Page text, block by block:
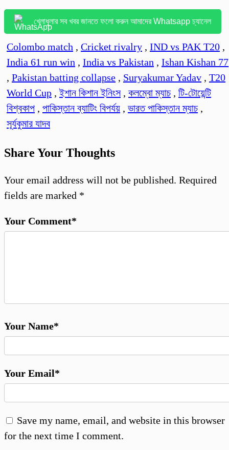
খেলাধুলার সব খবর জানতে ফলো করুন আমাদের Whatsapp চ্যানেল
Colombo match , Cricket rivalry , IND vs PAK T20 ,
India 61 run win , India vs Pakistan , Ishan Kishan 77
, Pakistan batting collapse , Suryakumar Yadav , T20
World Cup ,ইশান কিশান ইনিংস, কলম্বো ম্যাচ, টি-টোয়েন্টি
বিশ্বকাপ , পাকিস্তান ব্যাটিং বিপর্যয় , ভারত পাকিস্তান ম্যাচ,
সূর্যকুমার যাদব
Share Your Thoughts
Your email address will not be published. Required
fields are marked *
Your Comment*
Your Name*
Your Email*
Save my name, email, and website in this browser
for the next time I comment.